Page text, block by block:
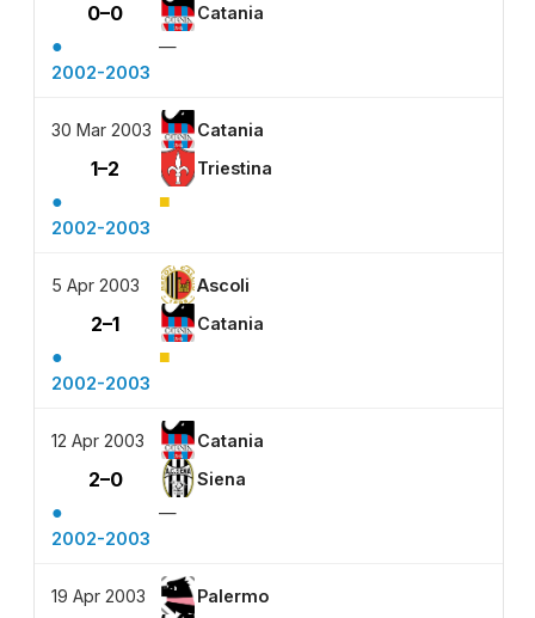
0–0 Catania
●
—
2002-2003
30 Mar 2003 Catania
1–2 Triestina
● ■
2002-2003
5 Apr 2003 Ascoli
2–1 Catania
● ■
2002-2003
12 Apr 2003 Catania
2–0 Siena
●
—
2002-2003
19 Apr 2003 Palermo